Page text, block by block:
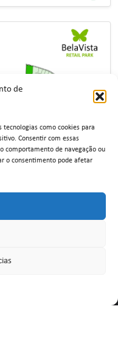
de
tecnologias como cookies para
Consentir com essas
comportamento de navegação ou
o consentimento pode afetar